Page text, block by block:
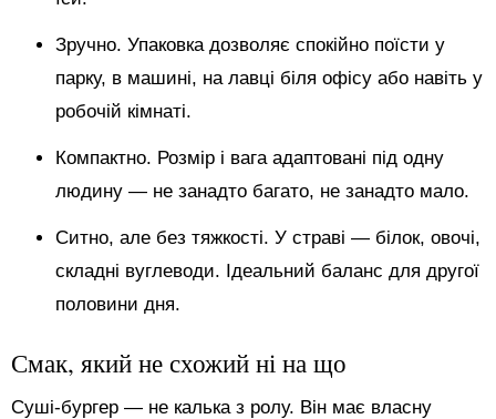
Зручно. Упаковка дозволяє спокійно поїсти у
парку, в машині, на лавці біля офісу або навіть у
робочій кімнаті.
Компактно. Розмір і вага адаптовані під одну
людину — не занадто багато, не занадто мало.
Ситно, але без тяжкості. У страві — білок, овочі,
складні вуглеводи. Ідеальний баланс для другої
половини дня.
Смак, який не схожий ні на що
Суші-бургер — не калька з ролу. Він має власну